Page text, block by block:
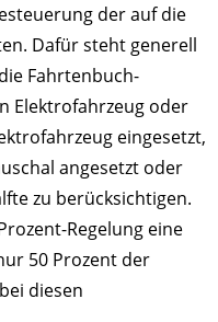
der auf die
Dafür steht generell
Fahrtenbuch-
Elektrofahrzeug oder
eingesetzt,
angesetzt oder
zu berücksichtigen.
Regelung eine
50 Prozent der
diesen